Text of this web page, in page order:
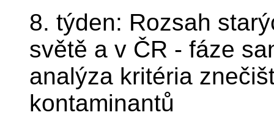
8. týden: Rozsah
světě a v ČR - fáze
analýza kritéria
kontaminantů